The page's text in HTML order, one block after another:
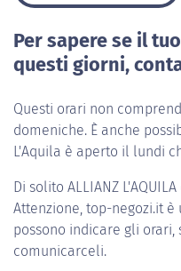
Per sapere se il
questi giorni,
Questi orari non
domeniche. È anche
L'Aquila è aperto il lundi
Di solito ALLIANZ L'AQUILA
Attenzione, top-negozi.it
possono indicare gli orari,
comunicarceli.